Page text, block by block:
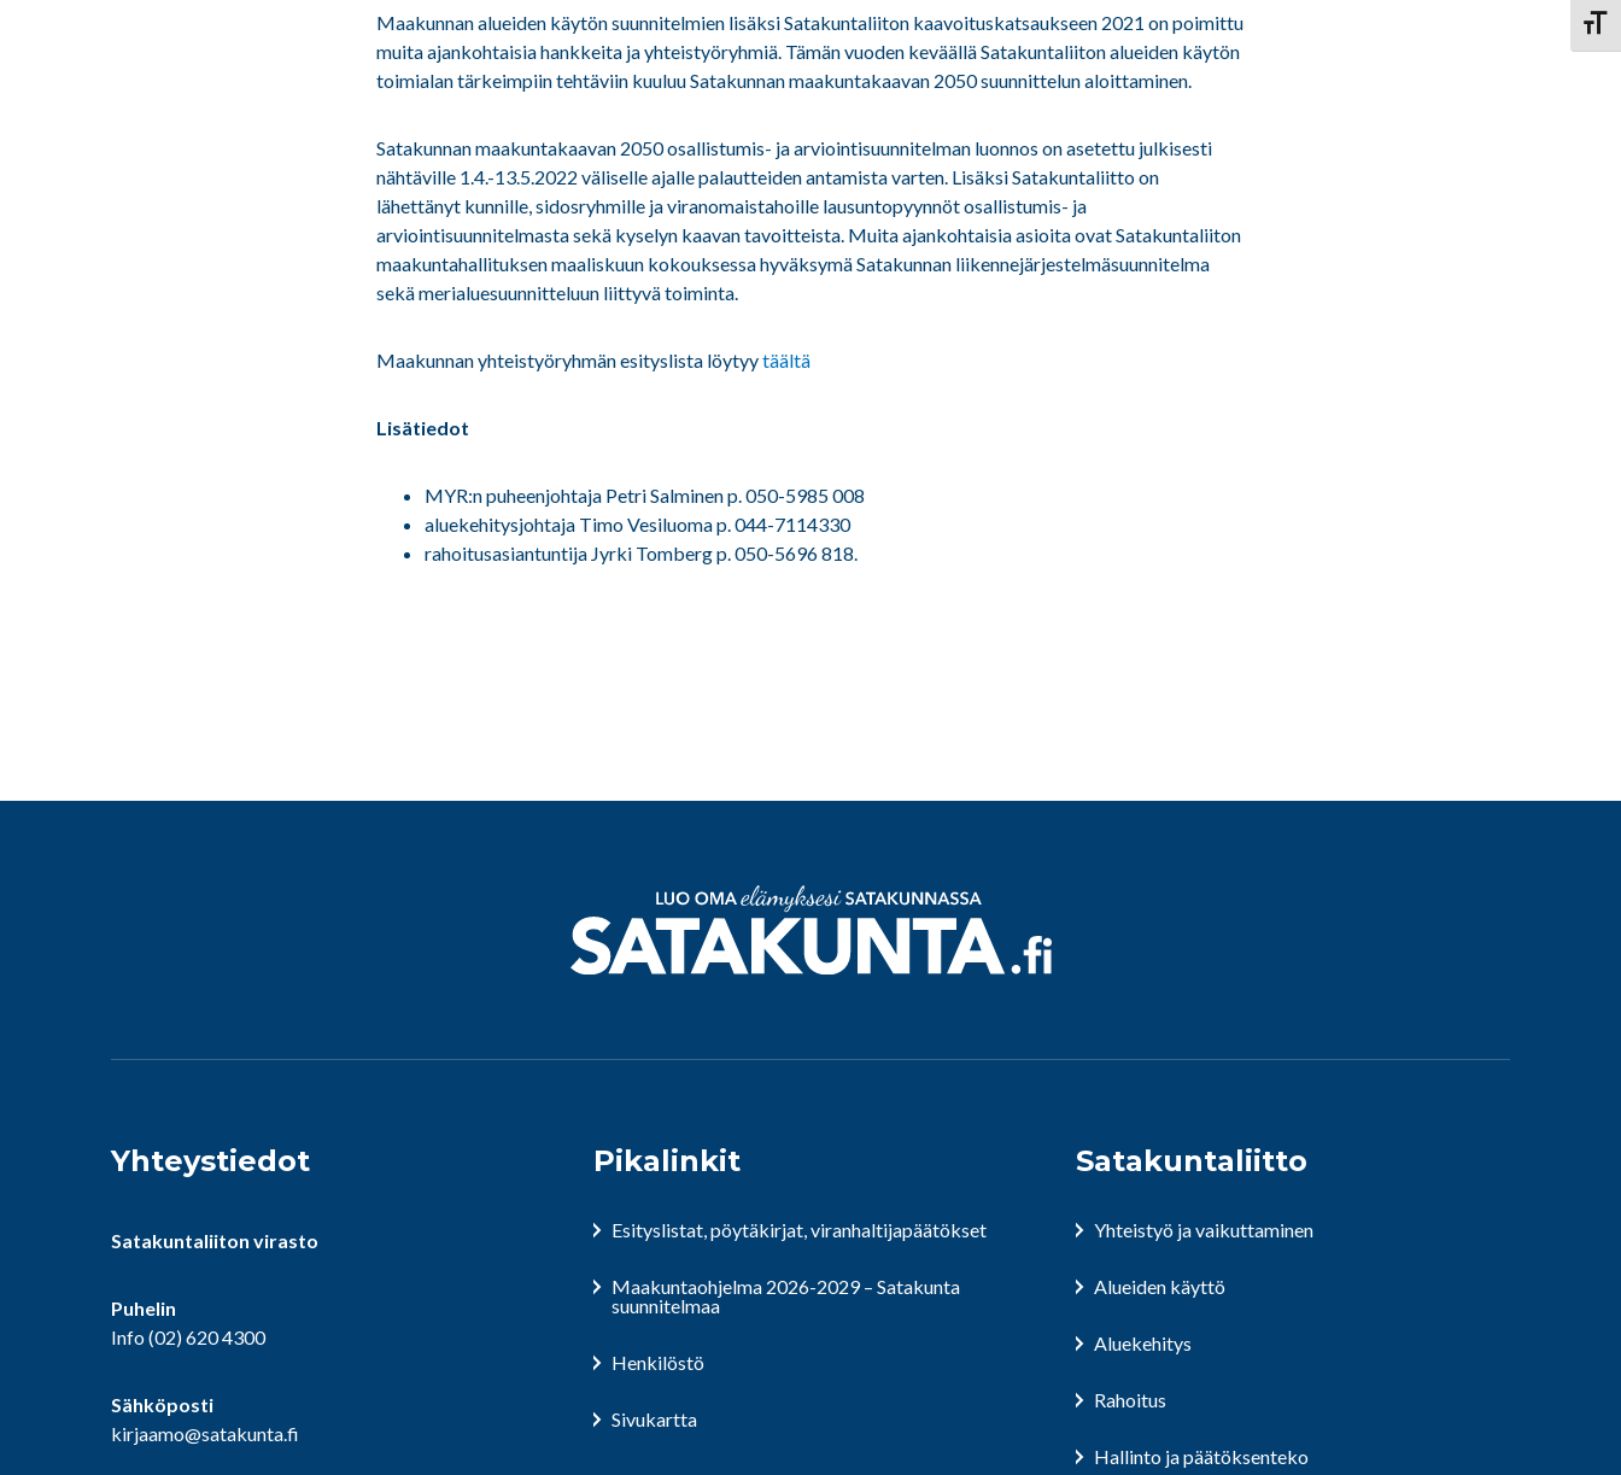
Maakunnan alueiden käytön suunnitelmien lisäksi Satakuntaliiton kaavoituskatsaukseen 2021 on poimittu
muita ajankohtaisia hankkeita ja yhteistyöryhmiä. Tämän vuoden keväällä Satakuntaliiton alueiden käytön
toimialan tärkeimpiin tehtäviin kuuluu Satakunnan maakuntakaavan 2050 suunnittelun aloittaminen.
Satakunnan maakuntakaavan 2050 osallistumis- ja arviointisuunnitelman luonnos on asetettu julkisesti
nähtäville 1.4.-13.5.2022 väliselle ajalle palautteiden antamista varten. Lisäksi Satakuntaliitto on
lähettänyt kunnille, sidosryhmille ja viranomaistahoille lausuntopyynnöt osallistumis- ja
arviointisuunnitelmasta sekä kyselyn kaavan tavoitteista. Muita ajankohtaisia asioita ovat Satakuntaliiton
maakuntahallituksen maaliskuun kokouksessa hyväksymä Satakunnan liikennejärjestelmäsuunnitelma
sekä merialuesuunnitteluun liittyvä toiminta.
Maakunnan yhteistyöryhmän esityslista löytyytäältä
Lisätiedot
MYR:n puheenjohtaja Petri Salminen p. 050-5985 008
aluekehitysjohtaja Timo Vesiluoma p. 044-7114330
rahoitusasiantuntija Jyrki Tomberg p. 050-5696 818.
Yhteystiedot
Satakuntaliiton virasto
Puhelin
Info(02) 620 4300
Sähköposti
kirjaamo@satakunta.fi
Pikalinkit
Esityslistat, pöytäkirjat, viranhaltijapäätökset
Maakuntaohjelma 2026-2029 – Satakunta
suunnitelmaa
Henkilöstö
Sivukartta
Satakuntaliitto
Yhteistyö ja vaikuttaminen
Alueiden käyttö
Aluekehitys
Rahoitus
Hallinto ja päätöksenteko